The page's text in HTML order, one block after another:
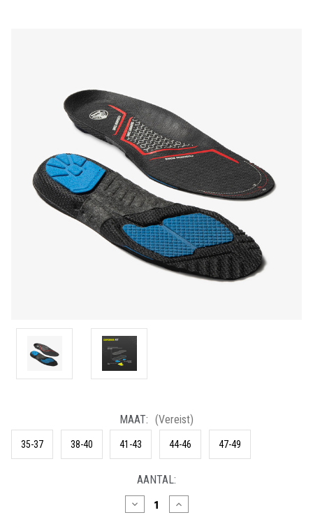
MAAT: (Vereist)
35-37 38-40 41-43 44-46 47-49
AANTAL:
Hoeveelheid
verlagen
Hoeveelheid
verhogen